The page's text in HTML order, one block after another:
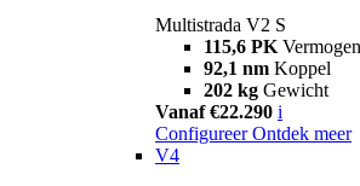
Multistrada V2 S
115,6 PK Vermogen
92,1 nm Koppel
202 kg Gewicht
Vanaf €22.290 i
Configureer Ontdek meer
V4